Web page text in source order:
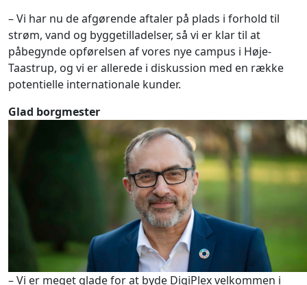
– Vi har nu de afgørende aftaler på plads i forhold til
strøm, vand og byggetilladelser, så vi er klar til at
påbegynde opførelsen af vores nye campus i Høje-
Taastrup, og vi er allerede i diskussion med en række
potentielle internationale kunder.
Glad borgmester
– Vi er meget glade for at byde DigiPlex velkommen i